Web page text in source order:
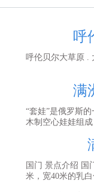
呼
呼伦贝尔大草原 .
满
“套娃”是俄罗斯
木制空心娃娃组
国门 景点介绍 国
米，宽40米的乳